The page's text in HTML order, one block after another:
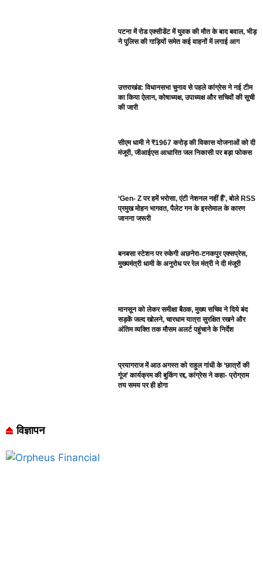
पटना में रोड एक्सीडेंट में युवक की मौत के बाद बवाल, भीड़
ने पुलिस की गाड़ियों समेत कई वाहनों में लगाई आग
उत्तराखंड: विधानसभा चुनाव से पहले कांग्रेस ने नई टीम
का किया ऐलान, कोषाध्यक्ष, उपाध्यक्ष और सचिवों की सूची
की जारी
सीएम धामी ने ₹1967 करोड़ की विकास योजनाओं को दी
मंजूरी, जीआईएस आधारित जल निकासी पर बड़ा फोकस
‘Gen- Z पर हमें भरोसा, एंटी नेशनल नहीं हैं’, बोले RSS
प्रमुख मोहन भागवत, पैलेट गन के इस्तेमाल के कारण
जानना जरूरी
बनबसा स्टेशन पर रुकेगी अछनेरा-टनकपुर एक्सप्रेस,
मुख्यमंत्री धामी के अनुरोध पर रेल मंत्री ने दी मंजूरी
मानसून को लेकर समीक्षा बैठक, मुख्य सचिव ने दिये बंद
सड़कें जल्द खोलने, चारधाम यात्रा सुरक्षित रखने और
अंतिम व्यक्ति तक मौसम अलर्ट पहुंचाने के निर्देश
प्रयागराज में आठ अगस्त को राहुल गांधी के ‘छात्रों की
गूंज’ कार्यक्रम की बुकिंग रद्द, कांग्रेस ने कहा- प्रोग्राम
तय समय पर ही होगा
विज्ञापन